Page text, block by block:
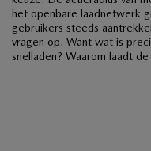
het openbare laadnetwerk
gebruikers steeds
vragen op. Want wat is
snelladen? Waarom laadt